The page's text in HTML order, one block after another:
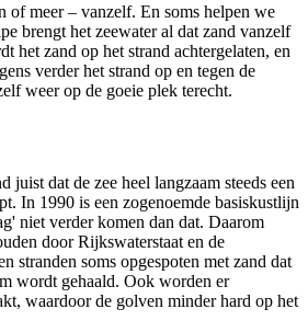
of meer – vanzelf. En soms helpen we
brengt het zeewater al dat zand vanzelf
het zand op het strand achtergelaten, en
verder het strand op en tegen de
weer op de goeie plek terecht.
juist dat de zee heel langzaam steeds een
In 1990 is een zogenoemde basiskustlijn
niet verder komen dan dat. Daarom
door Rijkswaterstaat en de
stranden soms opgespoten met zand dat
wordt gehaald. Ook worden er
waardoor de golven minder hard op het